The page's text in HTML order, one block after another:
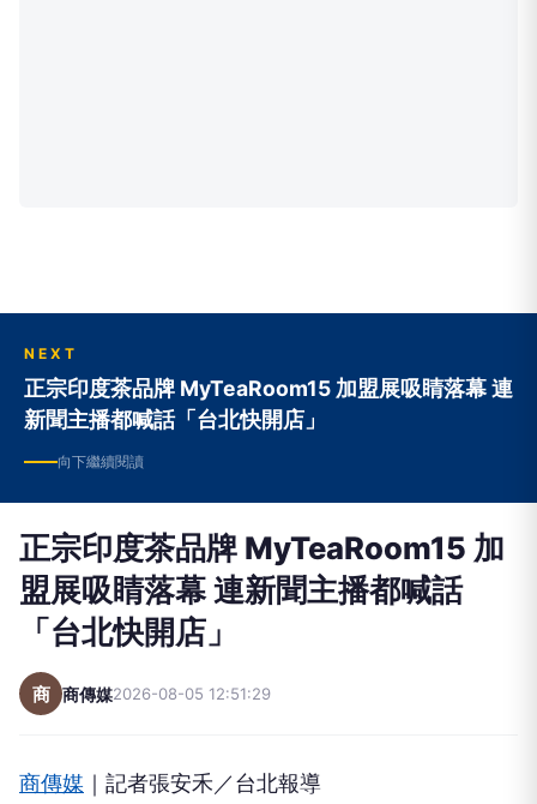
NEXT
正宗印度茶品牌 MyTeaRoom15 加盟展吸睛落幕 連
新聞主播都喊話「台北快開店」
向下繼續閱讀
正宗印度茶品牌 MyTeaRoom15 加
盟展吸睛落幕 連新聞主播都喊話
「台北快開店」
商 商傳媒2026-08-05 12:51:29
商傳媒 ｜記者張安禾／台北報導